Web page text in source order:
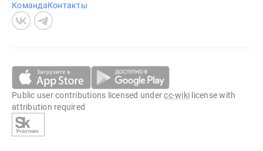
КомандаКонтакты
Public user contributions licensed undercc-wiki license with
attribution required